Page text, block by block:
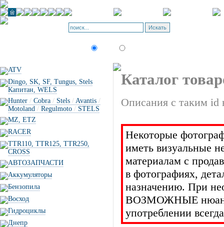
ATV
Dingo, SK, SF, Tungus, Stels
Капитан, WELS
Hunter / Cobra / Stels / Avantis /
Motoland / Regulmoto / STELS
MZ, ETZ
RACER
TTR110, TTR125, TTR250,
CROSS
АВТОЗАПЧАСТИ
Аккумуляторы
Бензопила
Восход
Гидроциклы
Днепр
Каталог
Описания с таким id
Некоторые
иметь визуальные
материалам с
в фотографиях,
назначению. При
ВОЗМОЖНЫЕ
употреблении